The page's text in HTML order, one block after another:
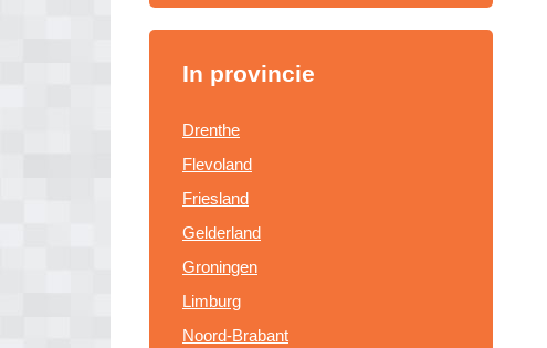
In provincie
Drenthe
Flevoland
Friesland
Gelderland
Groningen
Limburg
Noord-Brabant